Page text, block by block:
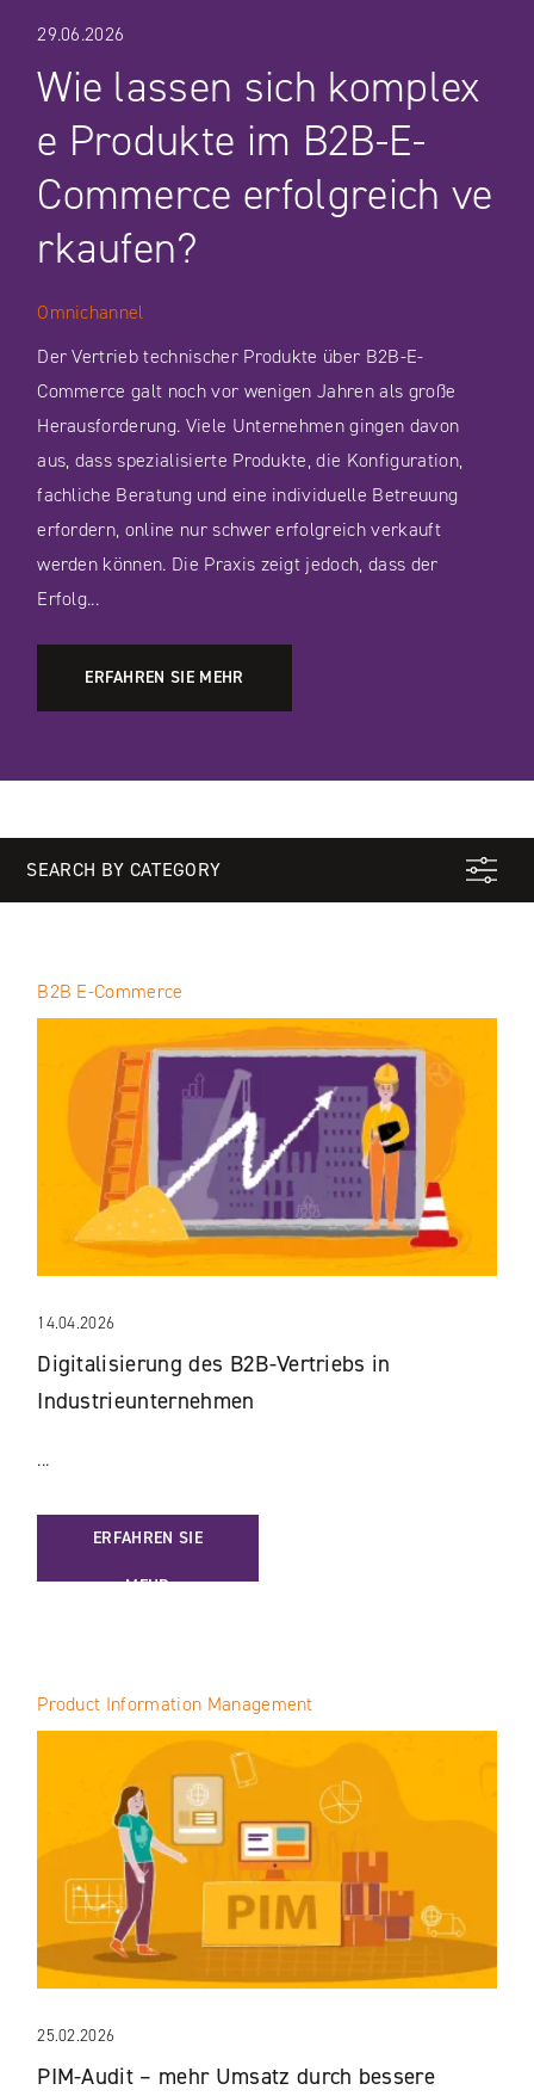
29.06.2026
Wie lassen sich komplex
e Produkte im B2B-E-
Commerce erfolgreich ve
rkaufen?
Omnichannel
Der Vertrieb technischer Produkte über B2B-E-
Commerce galt noch vor wenigen Jahren als große
Herausforderung. Viele Unternehmen gingen davon
aus, dass spezialisierte Produkte, die Konfiguration,
fachliche Beratung und eine individuelle Betreuung
erfordern, online nur schwer erfolgreich verkauft
werden können. Die Praxis zeigt jedoch, dass der
Erfolg...
ERFAHREN SIE MEHR
SEARCH BY CATEGORY
14.04.2026
Digitalisierung des B2B-Vertriebs in
Industrieunternehmen
B2B E‑Commerce
...
ERFAHREN SIE
MEHR
: DIGITALISIERUNG DES B2B-VERTRIEBS IN
25.02.2026
PIM-Audit – mehr Umsatz durch bessere
Product Information Management